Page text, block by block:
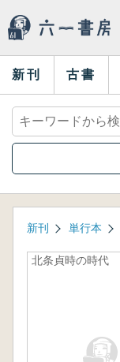
新刊 古書
新刊 単行本
北条貞時の時代